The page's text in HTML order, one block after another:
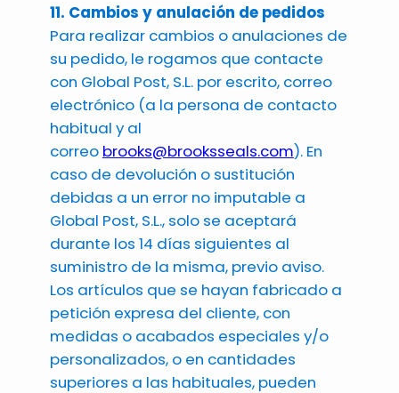
11. Cambios y anulación de pedidos
Para realizar cambios o anulaciones de
su pedido, le rogamos que contacte
con Global Post, S.L. por escrito, correo
electrónico (a la persona de contacto
habitual y al
correo brooks@brooksseals.com). En
caso de devolución o sustitución
debidas a un error no imputable a
Global Post, S.L., solo se aceptará
durante los 14 días siguientes al
suministro de la misma, previo aviso.
Los artículos que se hayan fabricado a
petición expresa del cliente, con
medidas o acabados especiales y/o
personalizados, o en cantidades
superiores a las habituales, pueden